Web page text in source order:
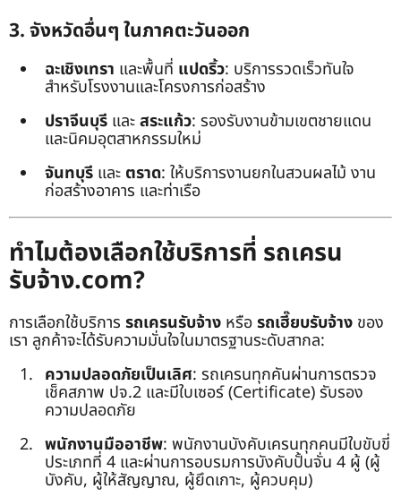
3. จังหวัดอื่นๆ ในภาคตะวันออก
ฉะเชิงเทรา และพื้นที่ แปดริ้ว: บริการรวดเร็วทันใจ
สำหรับโรงงานและโครงการก่อสร้าง
ปราจีนบุรี และสระแก้ว: รองรับงานข้ามเขตชายแดน
และนิคมอุตสาหกรรมใหม่
จันทบุรี และ ตราด: ให้บริการงานยกในสวนผลไม้ งาน
ก่อสร้างอาคาร และท่าเรือ
ทำไมต้องเลือกใช้บริการที่ รถเครน
รับจ้าง.com?
การเลือกใช้บริการ รถเครนรับจ้าง หรือรถเฮี๊ยบรับจ้าง ของ
เรา ลูกค้าจะได้รับความมั่นใจในมาตรฐานระดับสากล:
ความปลอดภัยเป็นเลิศ: รถเครนทุกคันผ่านการตรวจ
เช็คสภาพ ปจ.2 และมีใบเซอร์ (Certificate) รับรอง
ความปลอดภัย
พนักงานมืออาชีพ: พนักงานบังคับเครนทุกคนมีใบขับขี่
ประเภทที่ 4 และผ่านการอบรมการบังคับปั้นจั่น 4 ผู้ (ผู้
บังคับ, ผู้ให้สัญญาณ, ผู้ยึดเกาะ, ผู้ควบคุม)